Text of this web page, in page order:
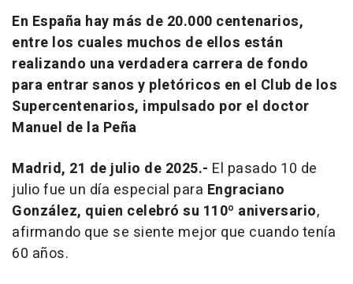
En España hay más de 20.000 centenarios,
entre los cuales muchos de ellos están
realizando una verdadera carrera de fondo
para entrar sanos y pletóricos en el Club de los
Supercentenarios, impulsado por el doctor
Manuel de la Peña
Madrid, 21 de julio de 2025.- El pasado 10 de
julio fue un día especial para Engraciano
González, quien celebró su 110º aniversario,
afirmando que se siente mejor que cuando tenía
60 años.